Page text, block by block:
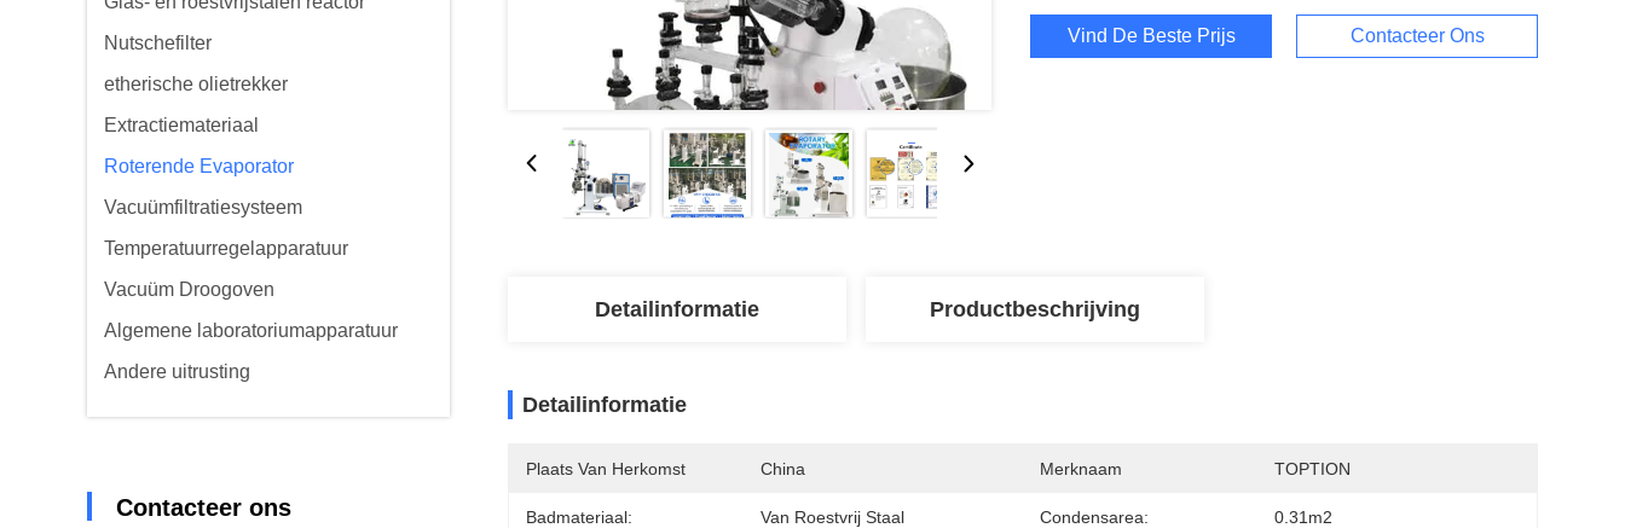
Nutschefilter
etherische olietrekker
Extractiemateriaal
Roterende Evaporator
Vacuümfiltratiesysteem
Temperatuurregelapparatuur
Vacuüm Droogoven
Algemene laboratoriumapparatuur
Andere uitrusting
Contacteer ons
Vind De Beste Prijs Contacteer Ons
Detailinformatie Productbeschrijving
Detailinformatie
Plaats Van Herkomst China Merknaam TOPTION
Badmateriaal: Van Roestvrij Staal Condensarea: 0.31m2